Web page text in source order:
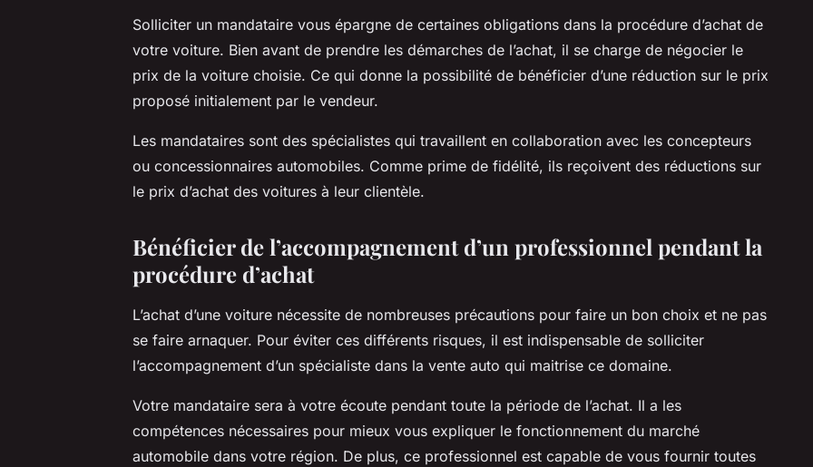
Solliciter un mandataire vous épargne de certaines obligations dans la procédure d’achat de
votre voiture. Bien avant de prendre les démarches de l’achat, il se charge de négocier le
prix de la voiture choisie. Ce qui donne la possibilité de bénéficier d’une réduction sur le prix
proposé initialement par le vendeur.
Les mandataires sont des spécialistes qui travaillent en collaboration avec les concepteurs
ou concessionnaires automobiles. Comme prime de fidélité, ils reçoivent des réductions sur
le prix d’achat des voitures à leur clientèle.
Bénéficier de l’accompagnement d’un professionnel pendant la
procédure d’achat
L’achat d’une voiture nécessite de nombreuses précautions pour faire un bon choix et ne pas
se faire arnaquer. Pour éviter ces différents risques, il est indispensable de solliciter
l’accompagnement d’un spécialiste dans la vente auto qui maitrise ce domaine.
Votre mandataire sera à votre écoute pendant toute la période de l’achat. Il a les
compétences nécessaires pour mieux vous expliquer le fonctionnement du marché
automobile dans votre région. De plus, ce professionnel est capable de vous fournir toutes